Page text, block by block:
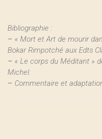
Bibliographie :
– « Mort et Art de mourir
Bokar Rimpotché aux Edts
– « Le corps du Méditant »
Michel.
– Commentaire et